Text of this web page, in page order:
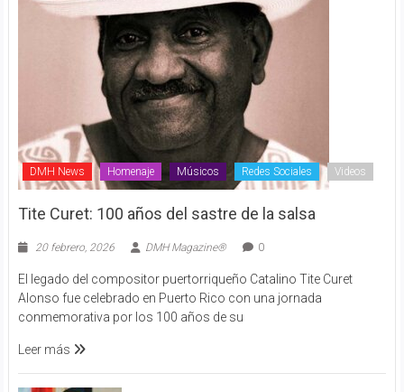
DMH News Homenaje Músicos Redes Sociales Videos
Tite Curet: 100 años del sastre de la salsa
20 febrero, 2026 DMH Magazine® 0
El legado del compositor puertorriqueño Catalino Tite Curet
Alonso fue celebrado en Puerto Rico con una jornada
conmemorativa por los 100 años de su
Leer más